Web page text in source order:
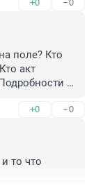
+0 –0
поле? Кто
акт
в
+0 –0
то что